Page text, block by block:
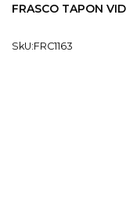
FRASCO TAPON
SkU:FRC1163